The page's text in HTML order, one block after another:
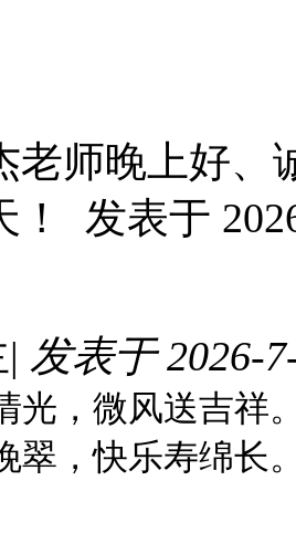
老师晚上好、
！ 发表于
| 发表于 2026-
光，微风送吉祥
翠，快乐寿绵长